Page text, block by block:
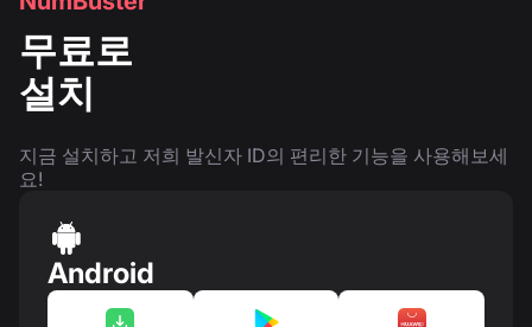
무료로
설치
지금 설치하고 저희 발신자 ID의 편리한 기능을 사용해보세
요!
Android